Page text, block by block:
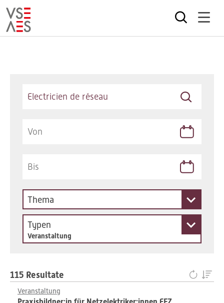
Thema
Typen
Veranstaltung
115 Resultate
Veranstaltung